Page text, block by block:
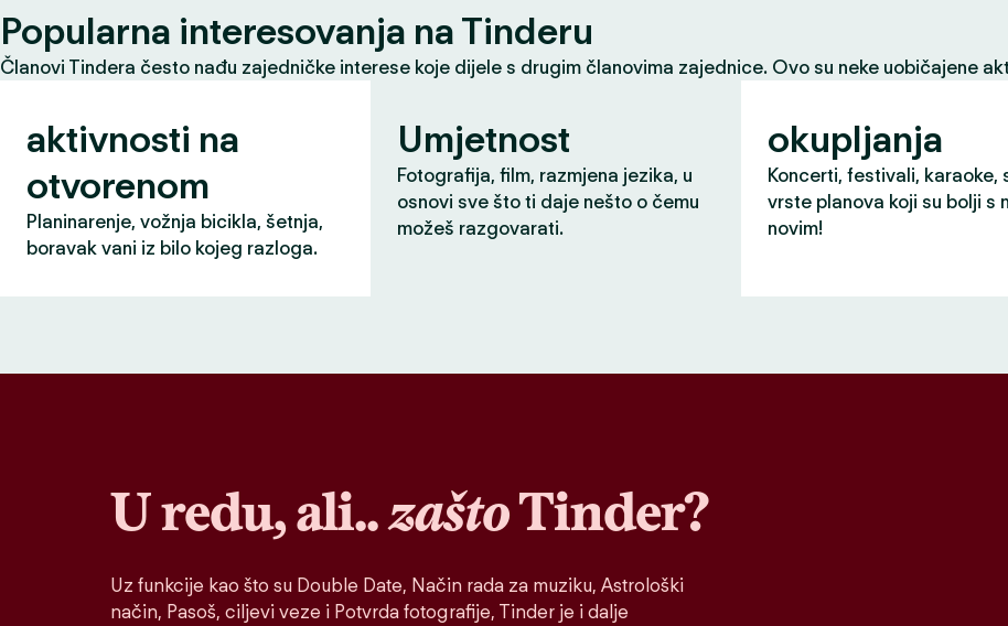
Popularna interesovanja na Tinderu
Članovi Tindera često nađu zajedničke interese koje dijele s drugim članovima zajednice. Ovo su neke uobičajene
aktivnosti na
otvorenom
Planinarenje, vožnja bicikla, šetnja,
boravak vani iz bilo kojeg razloga.
Umjetnost
Fotografija, film, razmjena jezika, u
osnovi sve što ti daje nešto o čemu
možeš razgovarati.
okupljanja
Koncerti, festivali, karaoke,
vrste planova koji su bolji s
novim!
U redu, ali..zaštoTinder?
Uz funkcije kao što su Double Date, Način rada za muziku, Astrološki
način, Pasoš, ciljevi veze i Potvrda fotografije, Tinder je i dalje